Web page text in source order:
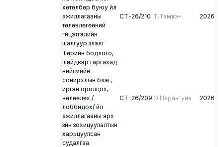
хөтөлбөр буюу үйл
ажиллагааны
төлөвлөгөөний
гүйцэтгэлийн
шалгуур үзүүлэлт
СТ-26/210 Т.Тэмүүлэн 2026
Төрийн бодлого,
шийдвэр гаргахад
нийгмийн
сонирхлын бүлэг,
иргэн оролцох,
нөлөөлөх /
лоббидох/ үйл
ажиллагааны эрх
зүйн зохицуулалтын
харьцуулсан
судалгаа
СТ-26/209 О.Нарантуяа 2026